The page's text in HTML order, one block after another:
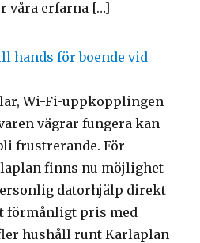
våra erfarna […]
hands för boende vid
Wi-Fi-uppkopplingen
vägrar fungera kan
frustrerande. För
finns nu möjlighet
datorhjälp direkt
förmånligt pris med
hushåll runt Karlaplan